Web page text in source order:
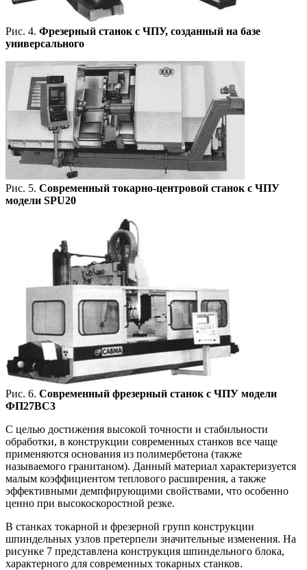
Рис. 4. Фрезерный станок с ЧПУ, созданный на базе
универсального
Рис. 5. Современный токарно-центровой станок с ЧПУ
модели SPU20
Рис. 6. Современный фрезерный станок с ЧПУ модели
ФП27ВС3
С целью достижения высокой точности и стабильности
обработки, в конструкции современных станков все чаще
применяются основания из полимербетона (также
называемого гранитаном). Данный материал характеризуется
малым коэффициентом теплового расширения, а также
эффективными демпфирующими свойствами, что особенно
ценно при высокоскоростной резке.
В станках токарной и фрезерной групп конструкции
шпиндельных узлов претерпели значительные изменения. На
рисунке 7 представлена конструкция шпиндельного блока,
характерного для современных токарных станков.